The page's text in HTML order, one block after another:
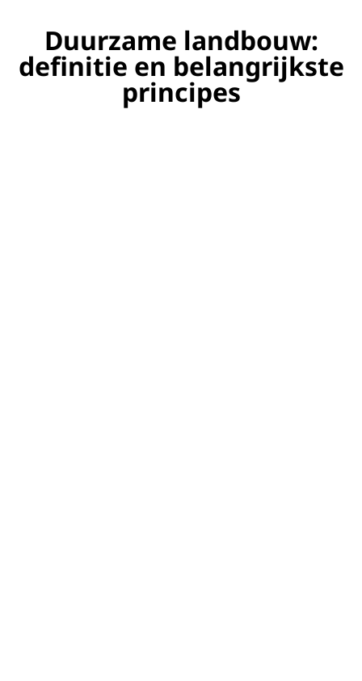
Duurzame landbouw:
definitie en belangrijkste
principes